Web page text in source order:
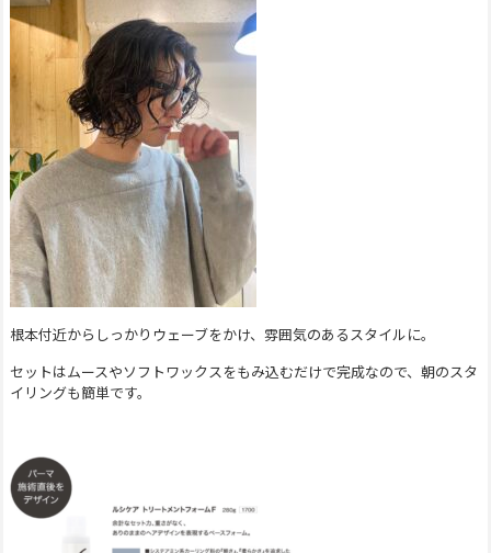
根本付近からしっかりウェーブをかけ、雰囲気のあるスタイルに。
セットはムースやソフトワックスをもみ込むだけで完成なので、朝のスタ
イリングも簡単です。